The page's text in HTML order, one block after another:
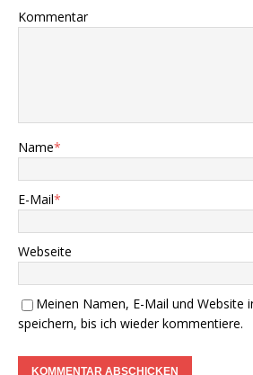
Kommentar
Name*
E-Mail*
Webseite
Meinen Namen, E-Mail und Website
speichern, bis ich wieder kommentiere.